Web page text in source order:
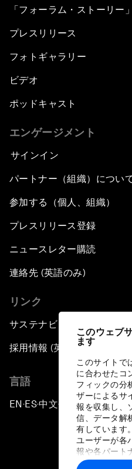
このウェブ
ます
このサイトで
に合わせたコ
フィックの分
ザーによるサ
報を収集し、
信、データ解
有しています
ユーザーが各
報や各パート
に収集された
「フォーラム・ストーリー」
プレスリリース
フォトギャラリー
ビデオ
ポッドキャスト
エンゲージメント
サインイン
パートナー（組織）につい
参加する（個人、組織）
プレスリリース登録
ニュースレター購読
連絡先 (英語のみ)
リンク
サステナビリティへの取り組
採用情報 (英語のみ)
言語
EN ▪ES▪中文▪ 日本語